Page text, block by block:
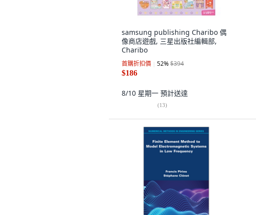
samsung publishing Charibo 偶
像商店遊戲, 三星出版社編輯部,
Charibo
首購折扣價 52%$394
$186
8/10 星期一 預計送達
(13)